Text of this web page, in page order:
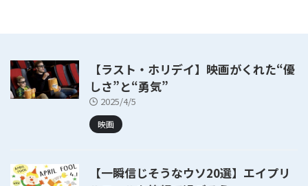
【ラスト・ホリデイ】映画がくれた“優
しさ”と“勇気”
2025/4/5
映画
【一瞬信じそうなウソ20選】エイプリ